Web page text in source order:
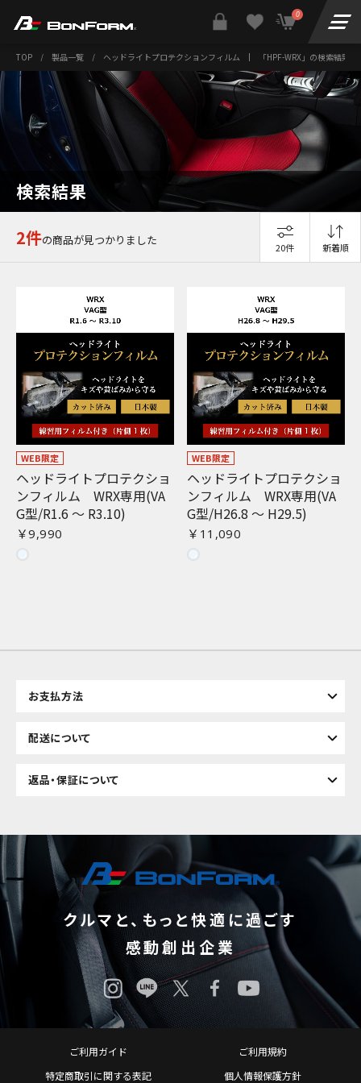
0
TOP / 製品一覧 / ヘッドライトプロテクションフィルム | 「HPF-WRX」の検索結果
検索結果
2件の商品が見つかりました
20件 新着順
WEB限定
ヘッドライトプロテクショ
ンフィルム WRX専用(VA
G型/R1.6 〜 R3.10)
￥9,990
WEB限定
ヘッドライトプロテクショ
ンフィルム WRX専用(VA
G型/H26.8 〜 H29.5)
￥11,090
お支払方法
配送について
返品・保証について
クルマと、もっと快適に過ごす
感動創出企業
ご利用ガイド
ご利用規約
特定商取引に関する表記
個人情報保護方針